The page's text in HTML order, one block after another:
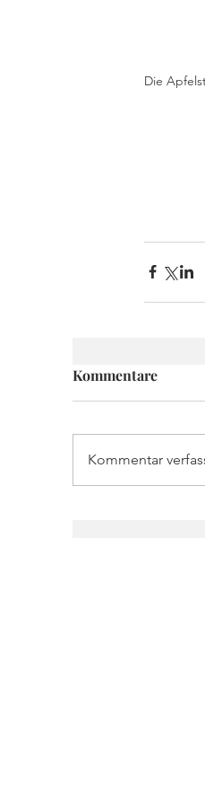
Die
Kommentare
Kommentar